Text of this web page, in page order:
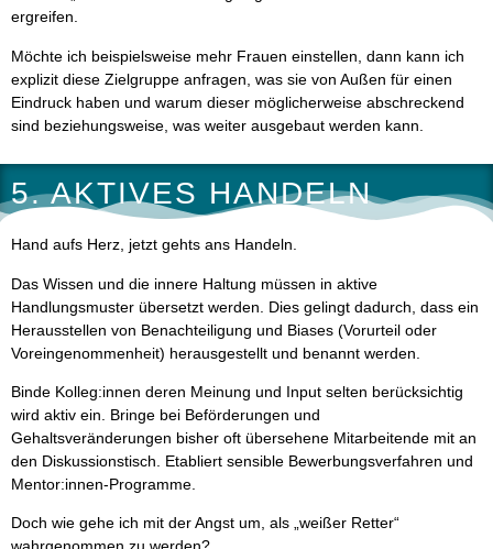
ergreifen.
Möchte ich beispielsweise mehr Frauen einstellen, dann kann ich
explizit diese Zielgruppe anfragen, was sie von Außen für einen
Eindruck haben und warum dieser möglicherweise abschreckend
sind beziehungsweise, was weiter ausgebaut werden kann.
5. AKTIVES HANDELN
Hand aufs Herz, jetzt gehts ans Handeln.
Das Wissen und die innere Haltung müssen in aktive
Handlungsmuster übersetzt werden. Dies gelingt dadurch, dass ein
Herausstellen von Benachteiligung und Biases (Vorurteil oder
Voreingenommenheit) herausgestellt und benannt werden.
Binde Kolleg:innen deren Meinung und Input selten berücksichtig
wird aktiv ein. Bringe bei Beförderungen und
Gehaltsveränderungen bisher oft übersehene Mitarbeitende mit an
den Diskussionstisch. Etabliert sensible Bewerbungsverfahren und
Mentor:innen-Programme.
Doch wie gehe ich mit der Angst um, als „weißer Retter“